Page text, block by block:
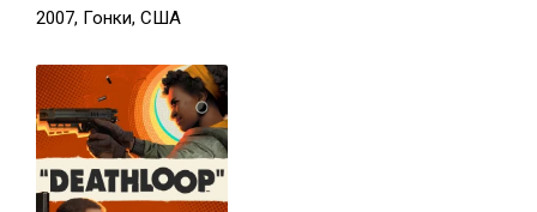
2007, Гонки, США